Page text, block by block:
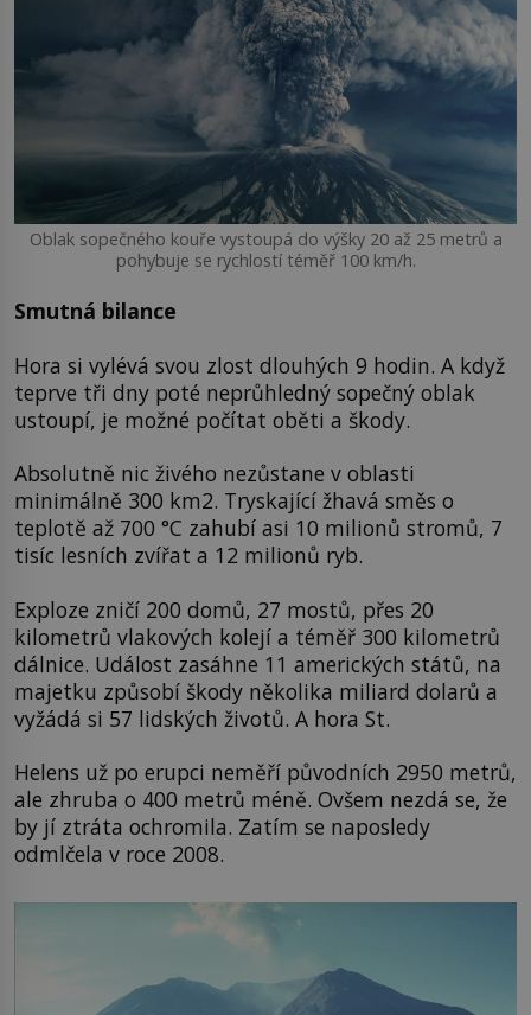
Oblak sopečného kouře vystoupá do výšky 20 až 25 metrů a
pohybuje se rychlostí téměř 100 km/h.
Smutná bilance
Hora si vylévá svou zlost dlouhých 9 hodin. A když
teprve tři dny poté neprůhledný sopečný oblak
ustoupí, je možné počítat oběti a škody.
Absolutně nic živého nezůstane v oblasti
minimálně 300 km2. Tryskající žhavá směs o
teplotě až 700 °C zahubí asi 10 milionů stromů, 7
tisíc lesních zvířat a 12 milionů ryb.
Exploze zničí 200 domů, 27 mostů, přes 20
kilometrů vlakových kolejí a téměř 300 kilometrů
dálnice. Událost zasáhne 11 amerických států, na
majetku způsobí škody několika miliard dolarů a
vyžádá si 57 lidských životů. A hora St.
Helens už po erupci neměří původních 2950 metrů,
ale zhruba o 400 metrů méně. Ovšem nezdá se, že
by jí ztráta ochromila. Zatím se naposledy
odmlčela v roce 2008.